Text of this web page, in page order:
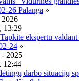
26 Palanga »
13:29
ekspertu valdant
24 »
2025
12:44
darbo situacijų